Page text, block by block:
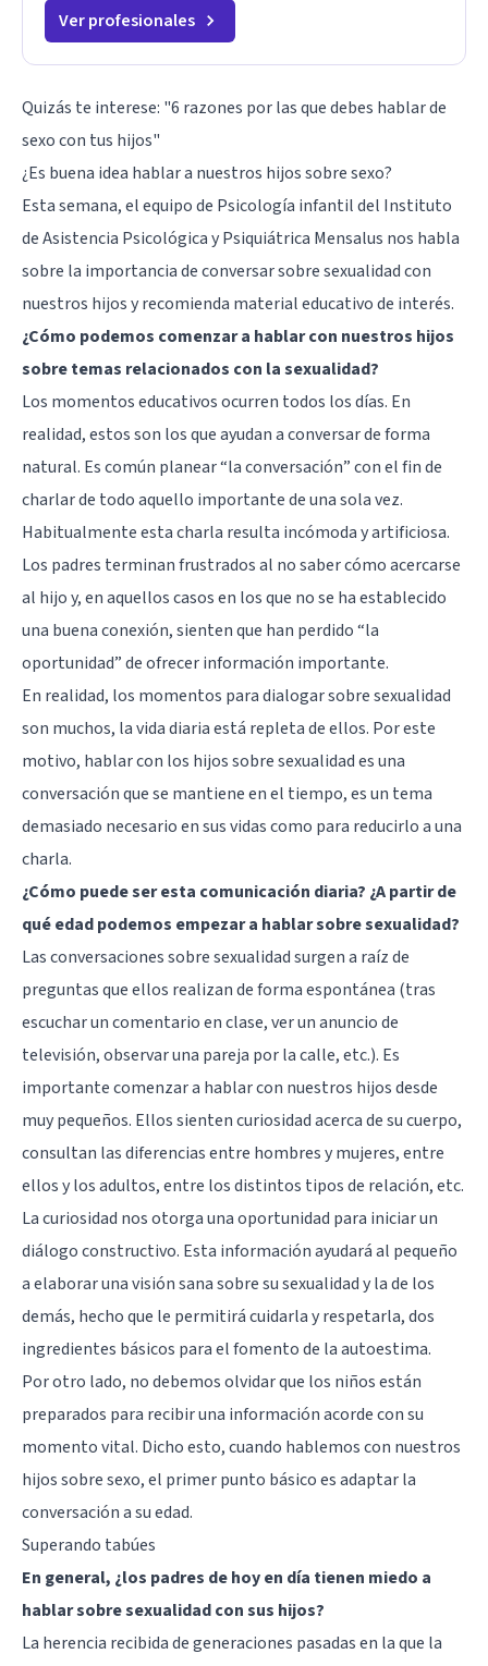
Ver profesionales
Quizás te interese: "6 razones por las que debes hablar de
sexo con tus hijos"
¿Es buena idea hablar a nuestros hijos sobre sexo?
Esta semana, el equipo de Psicología infantil del Instituto
de Asistencia Psicológica y Psiquiátrica Mensalus nos habla
sobre la importancia de conversar sobre sexualidad con
nuestros hijos y recomienda material educativo de interés.
¿Cómo podemos comenzar a hablar con nuestros hijos
sobre temas relacionados con la sexualidad?
Los momentos educativos ocurren todos los días. En
realidad, estos son los que ayudan a conversar de forma
natural. Es común planear “la conversación” con el fin de
charlar de todo aquello importante de una sola vez.
Habitualmente esta charla resulta incómoda y artificiosa.
Los padres terminan frustrados al no saber cómo acercarse
al hijo y, en aquellos casos en los que no se ha establecido
una buena conexión, sienten que han perdido “la
oportunidad” de ofrecer información importante.
En realidad, los momentos para dialogar sobre sexualidad
son muchos, la vida diaria está repleta de ellos. Por este
motivo, hablar con los hijos sobre sexualidad es una
conversación que se mantiene en el tiempo, es un tema
demasiado necesario en sus vidas como para reducirlo a una
charla.
¿Cómo puede ser esta comunicación diaria? ¿A partir de
qué edad podemos empezar a hablar sobre sexualidad?
Las conversaciones sobre sexualidad surgen a raíz de
preguntas que ellos realizan de forma espontánea (tras
escuchar un comentario en clase, ver un anuncio de
televisión, observar una pareja por la calle, etc.). Es
importante comenzar a hablar con nuestros hijos desde
muy pequeños. Ellos sienten curiosidad acerca de su cuerpo,
consultan las diferencias entre hombres y mujeres, entre
ellos y los adultos, entre los distintos tipos de relación, etc.
La curiosidad nos otorga una oportunidad para iniciar un
diálogo constructivo. Esta información ayudará al pequeño
a elaborar una visión sana sobre su sexualidad y la de los
demás, hecho que le permitirá cuidarla y respetarla, dos
ingredientes básicos para el fomento de la autoestima.
Por otro lado, no debemos olvidar que los niños están
preparados para recibir una información acorde con su
momento vital. Dicho esto, cuando hablemos con nuestros
hijos sobre sexo, el primer punto básico es adaptar la
conversación a su edad.
Superando tabúes
En general, ¿los padres de hoy en día tienen miedo a
hablar sobre sexualidad con sus hijos?
La herencia recibida de generaciones pasadas en la que la